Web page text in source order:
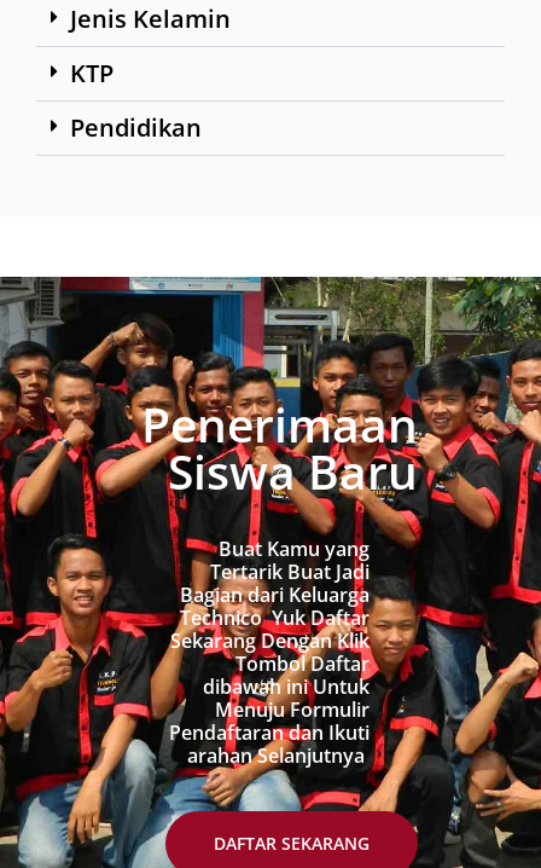
Jenis Kelamin
KTP
Pendidikan
Penerimaan
Siswa Baru
Buat Kamu yang
Tertarik Buat Jadi
Bagian dari Keluarga
Technico Yuk Daftar
Sekarang Dengan Klik
Tombol Daftar
dibawah ini Untuk
Menuju Formulir
Pendaftaran dan Ikuti
arahan Selanjutnya
DAFTAR SEKARANG